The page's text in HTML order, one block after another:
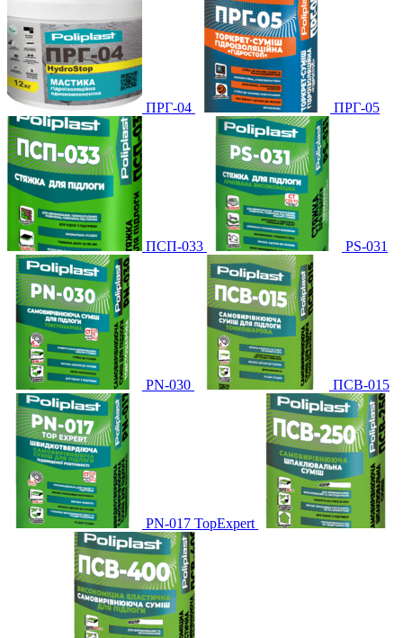
ПРГ-04 ПРГ-05
ПСП-033 PS-031
PN-030 ПСВ-015
PN-017 TopExpert